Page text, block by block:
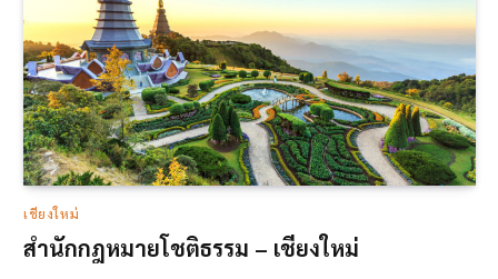
เชียงใหม่
สำนักกฎหมายโชติธรรม – เชียงใหม่